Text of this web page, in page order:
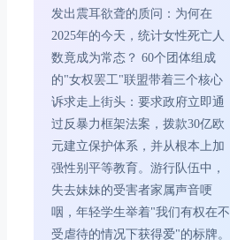
发出震耳欲聋的质问：为何在
2025年的今天，统计女性死亡人
数竟成为常态？ 60个团体组成
的"女权罢工"联盟带着三个核心
诉求走上街头：要求政府立即通
过反暴力框架法案，拨款30亿欧
元建立保护体系，并从根本上加
强性别平等教育。游行队伍中，
失去妹妹的受害者家属声音哽
咽，年轻学生举着"我们有权在不
受虐待的情况下获得爱"的标牌。